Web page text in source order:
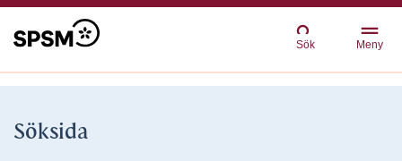
Sök Meny
Söksida